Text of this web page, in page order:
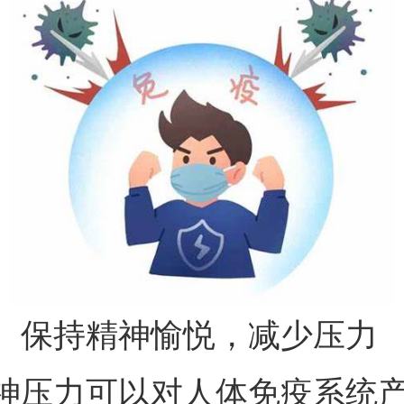
保持精神愉悦，减少压力
压力可以对人体免疫系统